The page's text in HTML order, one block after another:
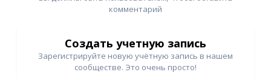
комментарий
Создать учетную запись
Зарегистрируйте новую учётную запись в нашем
сообществе. Это очень просто!